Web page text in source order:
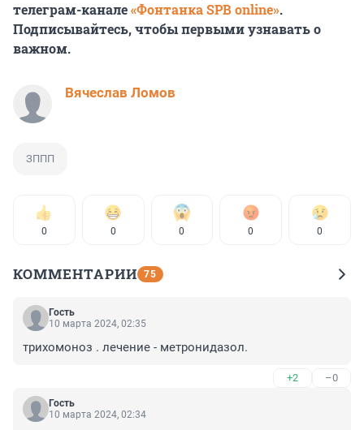
телеграм-канале«Фонтанка SPB online».
Подписывайтесь, чтобы первыми узнавать о
важном.
Вячеслав Ломов
ЗППП
0 0 0 0 0
КОММЕНТАРИИ 75
Гость
10 марта 2024, 02:35
трихомоноз . лечение - метронидазол.
+2 –0
Гость
10 марта 2024, 02:34